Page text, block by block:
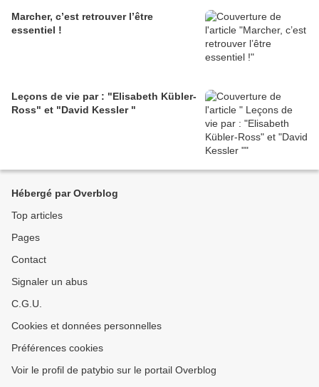
Marcher, c’est retrouver l’être
essentiel !
Leçons de vie par : "Elisabeth Kübler-
Ross" et "David Kessler "
Hébergé par Overblog
Top articles
Pages
Contact
Signaler un abus
C.G.U.
Cookies et données personnelles
Préférences cookies
Voir le profil de patybio sur le portail Overblog